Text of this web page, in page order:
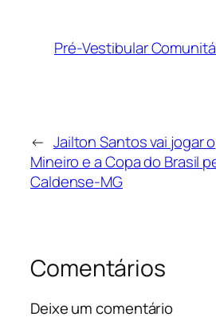
Pré-Vestibular
← Jailton Santos vai jogar o
Mineiro e a Copa do Brasil
Caldense-MG
Comentários
Deixe um comentário